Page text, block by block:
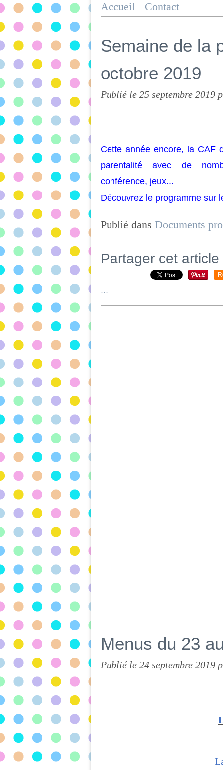
Accueil Contact
Semaine de la
octobre 2019
Publié le 25 septembre 2019
Cette année encore, la CAF
parentalité avec de
conférence, jeux...
Découvrez le programme sur
Publié dans Documents pro
Partager cet article
…
Menus du 23
Publié le 24 septembre 2019